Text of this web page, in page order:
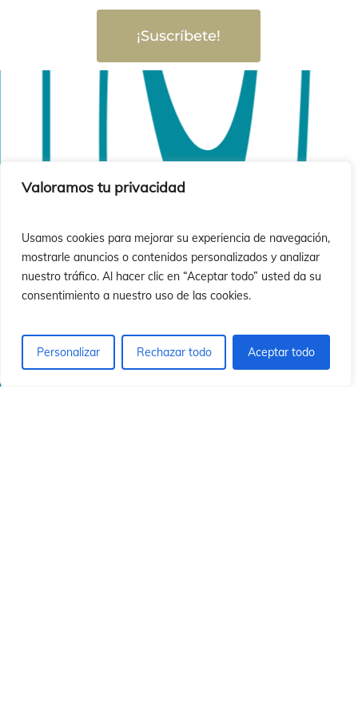
Valoramos tu privacidad
Usamos cookies para mejorar su experiencia de navegación,
mostrarle anuncios o contenidos personalizados y analizar
nuestro tráfico. Al hacer clic en “Aceptar todo” usted da su
consentimiento a nuestro uso de las cookies.
Personalizar Rechazar todo Aceptar todo
¡Suscríbete!